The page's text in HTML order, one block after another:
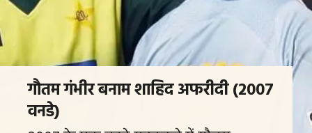
गौतम गंभीर बनाम शाहिद अफरीदी (2007
वनडे)